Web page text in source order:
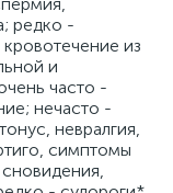
редко -
из
и
часто -
нечасто -
невралгия,
симптомы